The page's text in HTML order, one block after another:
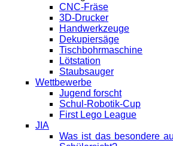
CNC-Fräse
3D-Drucker
Handwerkzeuge
Dekupiersäge
Tischbohrmaschine
Lötstation
Staubsauger
Wettbewerbe
Jugend forscht
Schul-Robotik-Cup
First Lego League
JIA
Was ist das besondere